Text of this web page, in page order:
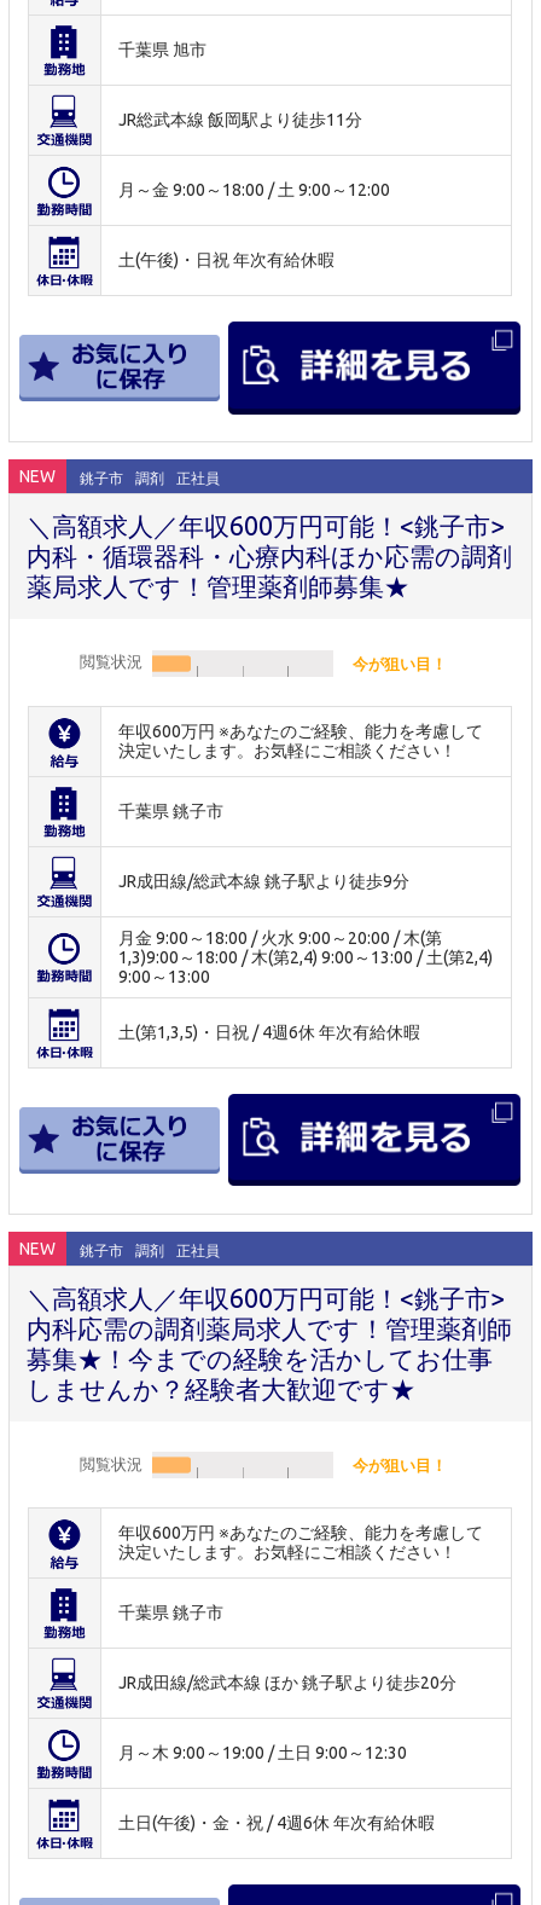
千葉県 旭市
JR総武本線 飯岡駅より徒歩11分
月～金 9:00～18:00 / 土 9:00～12:00
土(午後)・日祝 年次有給休暇
NEW 銚子市 調剤 正社員
＼高額求人／年収600万円可能！<銚子市>
内科・循環器科・心療内科ほか応需の調剤
薬局求人です！管理薬剤師募集★
閲覧状況 今が狙い目！
年収600万円 ※あなたのご経験、能力を考慮して
決定いたします。お気軽にご相談ください！
千葉県 銚子市
JR成田線/総武本線 銚子駅より徒歩9分
月金 9:00～18:00 / 火水 9:00～20:00 / 木(第
1,3)9:00～18:00 / 木(第2,4) 9:00～13:00 / 土(第2,4)
9:00～13:00
土(第1,3,5)・日祝 / 4週6休 年次有給休暇
NEW 銚子市 調剤 正社員
＼高額求人／年収600万円可能！<銚子市>
内科応需の調剤薬局求人です！管理薬剤師
募集★！今までの経験を活かしてお仕事
しませんか？経験者大歓迎です★
閲覧状況 今が狙い目！
年収600万円 ※あなたのご経験、能力を考慮して
決定いたします。お気軽にご相談ください！
千葉県 銚子市
JR成田線/総武本線 ほか 銚子駅より徒歩20分
月～木 9:00～19:00 / 土日 9:00～12:30
土日(午後)・金・祝 / 4週6休 年次有給休暇